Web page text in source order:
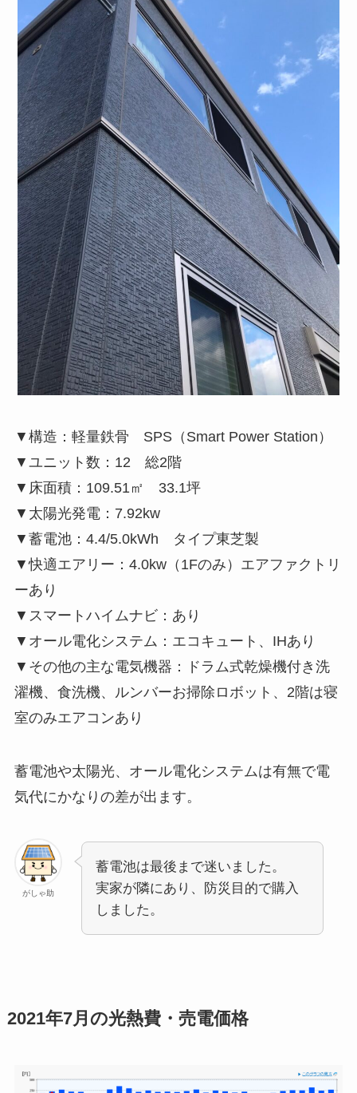
▼構造：軽量鉄骨 SPS（Smart Power Station）
▼ユニット数：12 総2階
▼床面積：109.51㎡ 33.1坪
▼太陽光発電：7.92kw
▼蓄電池：4.4/5.0kWh タイプ東芝製
▼快適エアリー：4.0kw（1Fのみ）エアファクトリ
ーあり
▼スマートハイムナビ：あり
▼オール電化システム：エコキュート、IHあり
▼その他の主な電気機器：ドラム式乾燥機付き洗
濯機、食洗機、ルンバーお掃除ロボット、2階は寝
室のみエアコンあり
蓄電池や太陽光、オール電化システムは有無で電
気代にかなりの差が出ます。
がしゃ助
蓄電池は最後まで迷いました。
実家が隣にあり、防災目的で購入
しました。
2021年7月の光熱費・売電価格